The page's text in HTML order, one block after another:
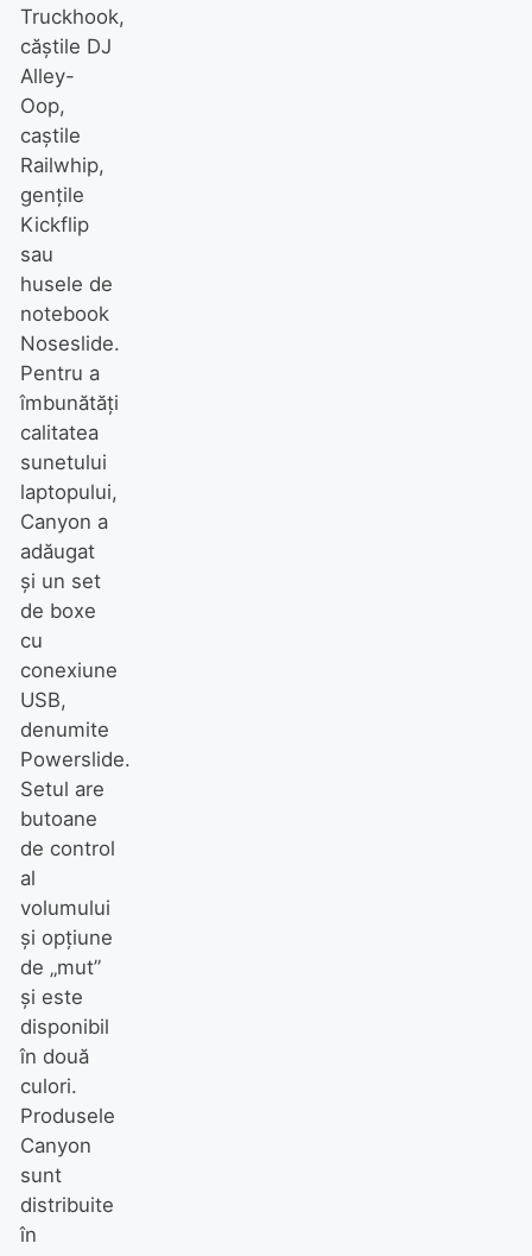
Truckhook,
căştile DJ
Alley-
Oop,
caştile
Railwhip,
genţile
Kickflip
sau
husele de
notebook
Noseslide.
Pentru a
îmbunătăţi
calitatea
sunetului
laptopului,
Canyon a
adăugat
şi un set
de boxe
cu
conexiune
USB,
denumite
Powerslide.
Setul are
butoane
de control
al
volumului
şi opţiune
de „mut”
şi este
disponibil
în două
culori.
Produsele
Canyon
sunt
distribuite
în